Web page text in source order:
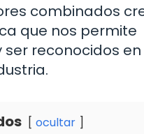
combinados
que nos permite
reconocidos en
ocultar